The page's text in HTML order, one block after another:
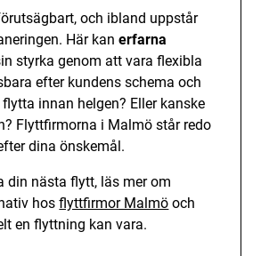
och ibland uppstår
Här kanerfarna
styrka genom att vara flexibla
efter kundens schema och
flytta innan helgen? Eller kanske
Flyttfirmorna i Malmö står redo
dina önskemål.
din nästa flytt, läs mer om
hosflyttfirmor Malmö och
en flyttning kan vara.